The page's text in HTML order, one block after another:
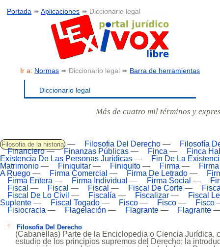
Portada ➠Aplicaciones ➠ Diccionario legal
Ir a: Normas ➠ Diccionario legal ➠ Barra de herramientas
Diccionario legal
Más de cuatro mil términos y
Filosofia de la historia — Filosofia Del Derecho —
Filosofía
Financiero— Finanzas Públicas — Finca —
Finca
Existencia De Las Personas Jurídicas —
Fin De La
Matrimonio — Finiquitar — Finiquito — Firma — Firma
A Ruego — Firma Comercial — Firma De Letrado —
Firma Entera — Firma Individual — Firma Social —
Fiscal — Fiscal — Fiscal — Fiscal De Corte —
Fiscal De Lo Civil — Fiscalía — Fiscalizar —
Fiscal
Suplente — Fiscal Togado — Fisco — Fisco — Fisco
Fisiocracia — Flagelación — Flagrante — Flagrante
Filosofia Del Derecho
(Cabanellas) Parte de la Enciclopedia o Ciencia Jurídica,
estudio de los principios supremos del Derecho; la